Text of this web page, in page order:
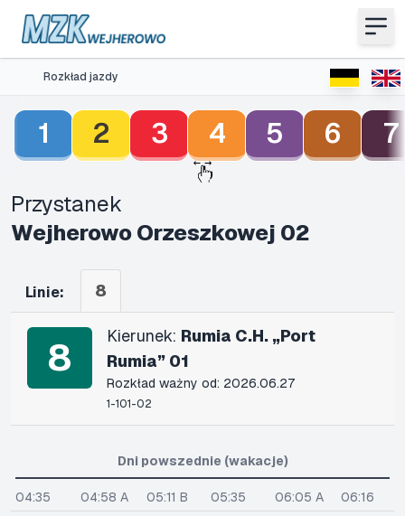
Rozkład jazdy
1 2 3 4 5 6 7
Przystanek
Wejherowo Orzeszkowej 02
Linie: 8
8 Kierunek: Rumia C.H. „Port
Rumia” 01
Rozkład ważny od: 2026.06.27
1-101-02
Dni powszednie (wakacje)
04:35 04:58 A 05:11 B 05:35 06:05 A
06:16